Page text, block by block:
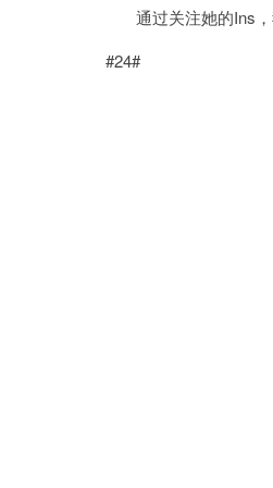
通过关注她的Ins，
#24#